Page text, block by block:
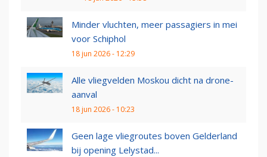
Minder vluchten, meer passagiers in mei
voor Schiphol
18 jun 2026 - 12:29
Alle vliegvelden Moskou dicht na drone-
aanval
18 jun 2026 - 10:23
Geen lage vliegroutes boven Gelderland
bij opening Lelystad...